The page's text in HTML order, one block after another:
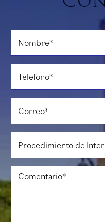
Nombre
Telefono
Correo
Procedimiento
de
Interes
Comentario*